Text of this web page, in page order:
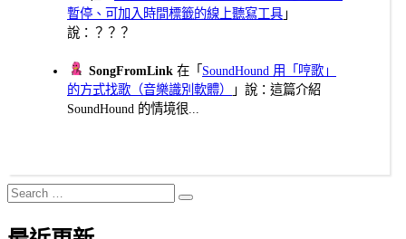
暫停、可加入時間標籤的線上聽寫工具 」
說：？？？
SongFromLink 在「 SoundHound 用「哼歌」
的方式找歌（音樂識別軟體）
」說：這篇介紹
SoundHound 的情境很...
Search
for:
Search